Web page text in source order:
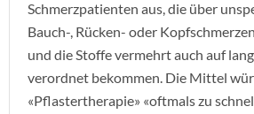
Schmerzpatienten aus, die über
Bauch-, Rücken- oder
und die Stoffe vermehrt auch auf
verordnet bekommen. Die Mittel
«Pflastertherapie» «oftmals zu